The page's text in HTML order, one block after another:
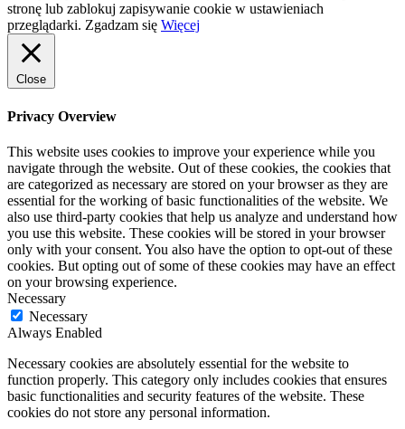
stronę lub zablokuj zapisywanie cookie w ustawieniach
przeglądarki. Zgadzam się Więcej
Close
Privacy Overview
This website uses cookies to improve your experience while you
navigate through the website. Out of these cookies, the cookies that
are categorized as necessary are stored on your browser as they are
essential for the working of basic functionalities of the website. We
also use third-party cookies that help us analyze and understand how
you use this website. These cookies will be stored in your browser
only with your consent. You also have the option to opt-out of these
cookies. But opting out of some of these cookies may have an effect
on your browsing experience.
Necessary
Necessary
Always Enabled
Necessary cookies are absolutely essential for the website to
function properly. This category only includes cookies that ensures
basic functionalities and security features of the website. These
cookies do not store any personal information.